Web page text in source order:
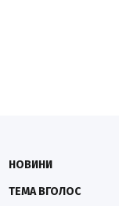
НОВИНИ
ТЕМА ВГОЛОС